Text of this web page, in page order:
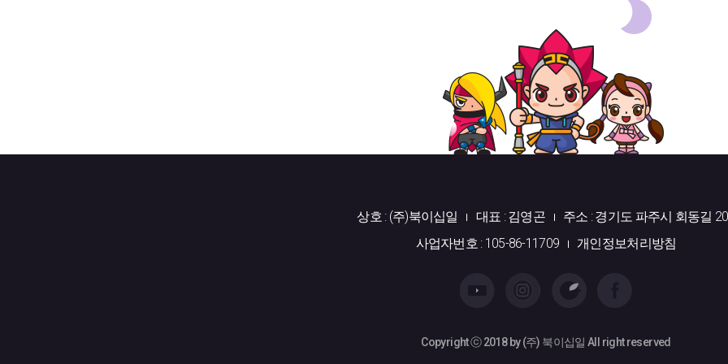
상호 : (주)북이십일 대표 : 김영곤
주소 : 경기도 파주시 회동길
사업자번호 : 105-86-11709
개인정보처리방침
Copyright ⓒ 2018 by (주) 북이십일 All right reserved